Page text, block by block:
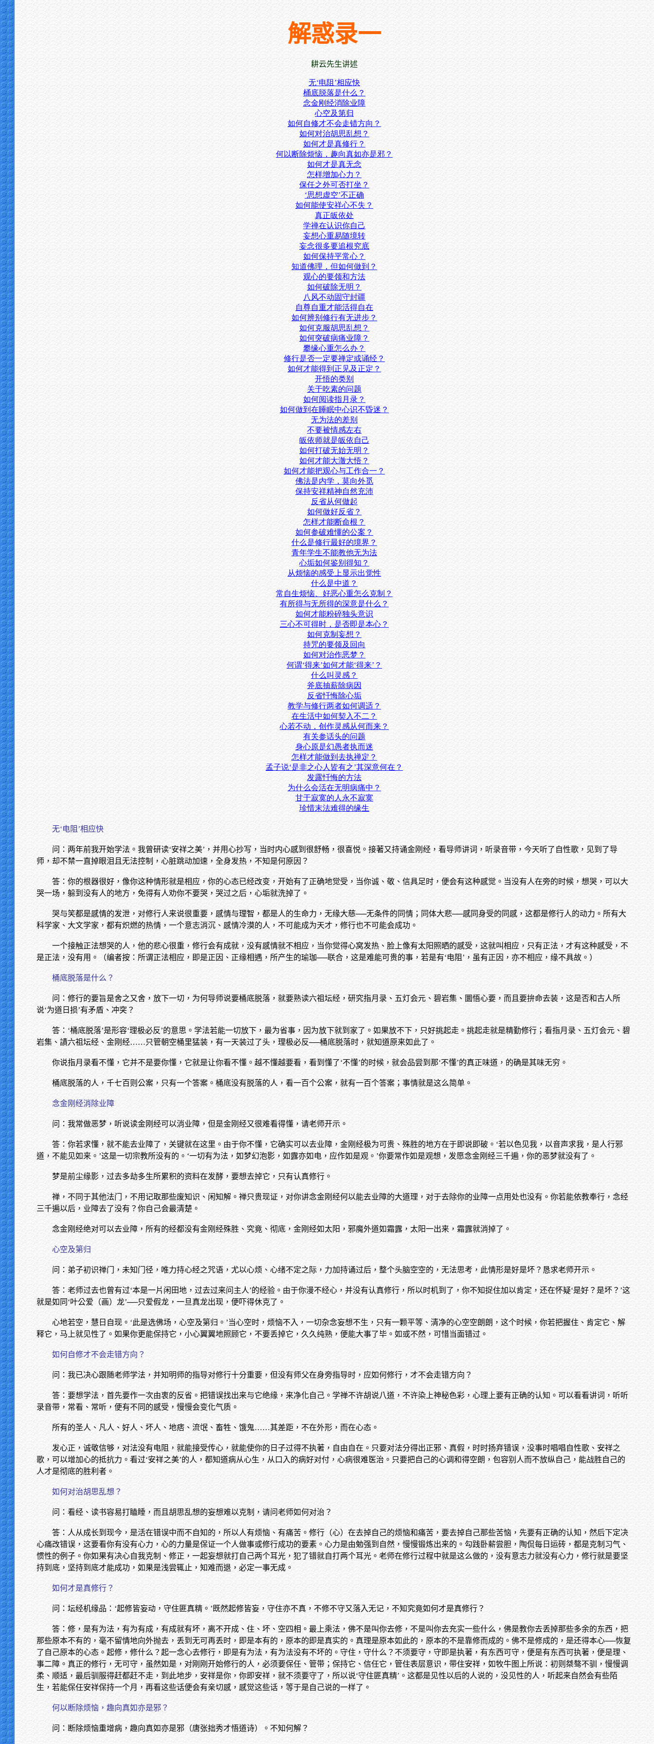
解惑录一
耕云先生讲述
无‘电阻’相应快
桶底脱落是什么？
念金刚经消除业障
心空及第归
如何自修才不会走错方向？
如何对治胡思乱想？
如何才是真修行？
何以断除烦恼，趣向真如亦是邪？
如何才是真无念
怎样增加心力？
保任之外可否打坐？
‘思想虚空’不正确
如何能使安祥心不失？
真正皈依处
学禅在认识你自己
妄想心重易随境转
妄念很多要追根究底
如何保持平常心？
知道佛理，但如何做到？
观心的要领和方法
如何破除无明？
八风不动固守封疆
自尊自重才能活得自在
如何辨别修行有无进步？
如何克服胡思乱想？
如何突破病痛业障？
攀缘心重怎么办？
修行是否一定要禅定或诵经？
如何才能得到正见及正定？
开悟的类别
关于吃素的问题
如何阅读指月录？
如何做到在睡眠中心识不昏迷？
无为法的差别
不要被情感左右
皈依师就是皈依自己
如何打破无始无明？
如何才能大澈大悟？
如何才能把观心与工作合一？
佛法是内学，莫向外觅
保持安祥精神自然充沛
反省从何做起
如何做好反省？
怎样才能断命根？
如何参破难懂的公案？
什么是修行最好的境界？
青年学生不能教他无为法
心垢如何鉴别得知？
从烦恼的感受上显示出觉性
什么是中道？
常自生烦恼、好恶心重怎么克制？
有所得与无所得的深意是什么？
如何才能粉碎独头意识
三心不可得时，是否即是本心？
如何克制妄想？
持咒的要领及回向
如何对治作恶梦？
何谓‘得来’如何才能‘得来’？
什么叫灵感？
斧底抽薪除病因
反省忏悔除心垢
教学与修行两者如何调适？
在生活中如何契入不二？
心若不动，创作灵感从何而来？
有关参话头的问题
身心原是幻愚者执而迷
怎样才能做到去执禅定？
孟子说‘是非之心人皆有之’其深意何在？
发露忏悔的方法
为什么会活在无明病痛中？
甘于寂寞的人永不寂寞
珍惜末法难得的缘生
无‘电阻’相应快
问：两年前我开始学法。我曾研读‘安祥之美’，并用心抄写，当时内心感到很舒畅，很喜悦。接著又持诵金刚经，看导师讲词，听录音带，今天听了自性歌，见到了导
师，却不禁一直掉眼泪且无法控制，心脏跳动加速，全身发热，不知是何原因？
答：你的根器很好，像你这种情形就是相应，你的心态已经改变，开始有了正确地觉受，当你诚、敬、信具足时，便会有这种感觉。当没有人在旁的时候，想哭，可以大
哭一场，躲到没有人的地方，免得有人劝你不要哭，哭过之后，心垢就洗掉了。
哭与笑都是感情的发泄，对修行人来说很重要，感情与理智，都是人的生命力，无缘大慈──无条件的同情；同体大悲──感同身受的同感，这都是修行人的动力。所有大
科学家、大文学家，都有炽燃的热情，一个意志消沉、感情冷漠的人，不可能成为天才，修行也不可能会成功。
一个接触正法想哭的人，他的悲心很重，修行会有成就，没有感情就不相应，当你觉得心窝发热、脸上像有太阳照晒的感受，这就叫相应，只有正法，才有这种感受，不
是正法，没有用。（编者按：所谓正法相应，即是正因、正缘相遇，所产生的瑜珈──联合，这是难能可贵的事，若是有‘电阻’，虽有正因，亦不相应，缘不具故。）
桶底脱落是什么？
问：修行的要旨是舍之又舍，放下一切，为何导师说要桶底脱落，就要熟读六祖坛经，研究指月录、五灯会元、碧岩集、圜悟心要，而且要拚命去装，这是否和古人所
说‘为道日损’有矛盾、冲突？
答：‘桶底脱落’是形容‘理极必反’的意思。学法若能一切放下，最为省事，因为放下就到家了。如果放不下，只好挑起走。挑起走就是精勤修行；看指月录、五灯会元、碧
岩集、謮六祖坛经、金刚经……只管朝空桶里猛装，有一天装过了头，理极必反──桶底脱落时，就知道原来如此了。
你说指月录看不懂，它并不是要你懂，它就是让你看不懂。越不懂越要看，看到懂了‘不懂’的时候，就会品尝到那‘不懂’的真正味道，的确是其味无穷。
桶底脱落的人，千七百则公案，只有一个答案。桶底没有脱落的人，看一百个公案，就有一百个答案；事情就是这么简单。
念金刚经消除业障
问：我常做恶梦，听说读金刚经可以消业障，但是金刚经又很难看得懂，请老师开示。
答：你若求懂，就不能去业障了，关键就在这里。由于你不懂，它确实可以去业障，金刚经极为可贵、殊胜的地方在于即说即破。‘若以色见我，以音声求我，是人行邪
道，不能见如来。’这是一切宗教所没有的。‘一切有为法，如梦幻泡影，如露亦如电，应作如是观。’你要常作如是观想，发愿念金刚经三千遍，你的恶梦就没有了。
梦是前尘缘影，过去多劫多生所累积的资料在发酵，要想去掉它，只有认真修行。
禅，不同于其他法门，不用记取那些废知识、闲知解。禅只贵现证，对你讲念金刚经何以能去业障的大道理，对于去除你的业障一点用处也没有。你若能依教奉行，念经
三千遍以后，业障去了没有？你自己会最清楚。
念金刚经绝对可以去业障，所有的经都没有金刚经殊胜、究竟、彻底，金刚经如太阳，邪魔外道如霜露，太阳一出来，霜露就消掉了。
心空及第归
问：弟子初识禅门，未知门径，唯力持心经之咒语，尤以心烦、心绪不定之际，力加持诵过后，整个头脑空空的，无法思考，此情形是好是坏？恳求老师开示。
答：老师过去也曾有过‘本是一片闲田地，过去过来问主人’的经验。由于你漫不经心，并没有认真修行，所以时机到了，你不知捉住加以肯定，还在怀疑‘是好？是坏？’这
就是如同‘叶公爱（画）龙’──只爱假龙，一旦真龙出现，便吓得休克了。
心地若空，慧日自现。‘此是选佛场，心空及第归。’当心空时，烦恼不入，一切杂念妄想不生，只有一颗平等、清净的心空空朗朗，这个时候，你若把握住、肯定它、解
释它，马上就见性了。如果你更能保持它，小心翼翼地照顾它，不要丢掉它，久久纯熟，便能大事了毕。如或不然，可惜当面错过。
如何自修才不会走错方向？
问：我已决心跟随老师学法，并知明师的指导对修行十分重要，但没有师父在身旁指导时，应如何修行，才不会走错方向？
答：要想学法，首先要作一次由衷的反省。把错误找出来与它绝缘，来净化自己。学禅不许胡说八道，不许染上神秘色彩，心理上要有正确的认知。可以看看讲词，听听
录音带，常看、常听，便有不同的感受，慢慢会变化气质。
所有的圣人、凡人、好人、坏人、地痞、流氓、畜牲、饿鬼……其差距，不在外形，而在心态。
发心正，诚敬信够，对法没有电阻，就能接受传心，就能使你的日子过得不执著，自由自在。只要对法分得出正邪、真假，时时扬弃错误，没事时唱唱自性歌、安祥之
歌，可以增加心的抵抗力。看过‘安祥之美’的人，都知道病从心生，从口入的病好对付，心病很难医治。只要把自己的心调和得空朗，包容别人而不放纵自己，能战胜自己的
人才是彻底的胜利者。
如何对治胡思乱想？
问：看经、读书容易打瞌睡，而且胡思乱想的妄想难以克制，请问老师如何对治？
答：人从成长到现今，是活在错误中而不自知的，所以人有烦恼、有痛苦。修行（心）在去掉自己的烦恼和痛苦，要去掉自己那些苦恼，先要有正确的认知，然后下定决
心痛改错误，这要看你有没有心力，心的力量是保证一个人做事或修行成功的要素。心力是由勉强到自然，慢慢锻炼出来的。勾践卧薪尝胆，陶侃每日运砖，都是克制习气、
惯性的例子。你如果有决心自我克制、修正，一起妄想就打自己两个耳光，犯了错就自打两个耳光。老师在修行过程中就是这么做的，没有意志力就没有心力，修行就是要坚
持到底，坚持到底才能成功，如果是浅尝辄止，知难而退，必定一事无成。
如何才是真修行？
问：坛经机缘品：‘起修皆妄动，守住匪真精。’既然起修皆妄，守住亦不真，不修不守又落入无记，不知究竟如何才是真修行？
答：修，是有为法，有为有成，有成就有坏，离不开成、住、坏、空四相。最上乘法，佛不是叫你去修，不是叫你去充实一些什么，佛是教你去丢掉那些多余的东西，把
那些原本不有的，毫不留情地向外抛去，丢到无可再丢时，即是本有的，原本的即是真实的。真理是原本如此的，原本的不是靠修而成的。佛不是修成的，是还得本心──恢复
了自己原本的心态。起修，修什么？起一念心去修行，即是有为法，有为法没有不坏的。守住，守什么？不须要守，守即是执著，有东西可守，便是有东西可执著，便是理、
事二障。真正的修行，无可守，虽然如是，对刚刚开始修行的人，必须要保任、管带；保持它、信任它，管住表层意识，带住安祥，如牧牛图上所说：初则桀骜不驯，慢慢调
柔、顺适，最后驯服得赶都赶不走，到此地步，安祥是你，你即安祥，就不须要守了，所以说‘守住匪真精’。这都是见性以后的人说的，没见性的人，听起来自然会有些陌
生，若能保任安祥保持一个月，再看这些话便会有亲切感，感觉这些话，等于是自己说的一样了。
何以断除烦恼，趣向真如亦是邪？
问：断除烦恼重增病，趣向真如亦是邪（唐张拙秀才悟道诗）。不知何解？